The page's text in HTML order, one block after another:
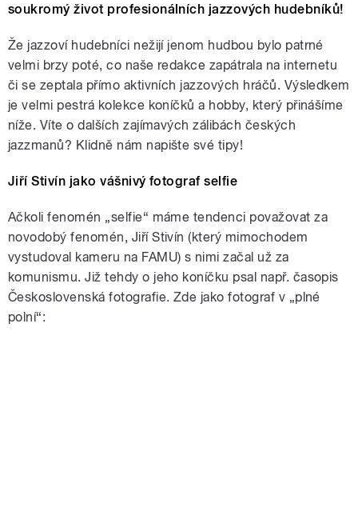
soukromý život profesionálních jazzových hudebníků!
Že jazzoví hudebníci nežijí jenom hudbou bylo patrné
velmi brzy poté, co naše redakce zapátrala na internetu
či se zeptala přímo aktivních jazzových hráčů. Výsledkem
je velmi pestrá kolekce koníčků a hobby, který přinášíme
níže. Víte o dalších zajímavých zálibách českých
jazzmanů? Klidně nám napište své tipy!
Jiří Stivín jako vášnivý fotograf selfie
Ačkoli fenomén „selfie“ máme tendenci považovat za
novodobý fenomén, Jiří Stivín (který mimochodem
vystudoval kameru na FAMU) s nimi začal už za
komunismu. Již tehdy o jeho koníčku psal např. časopis
Československá fotografie. Zde jako fotograf v „plné
polní“: